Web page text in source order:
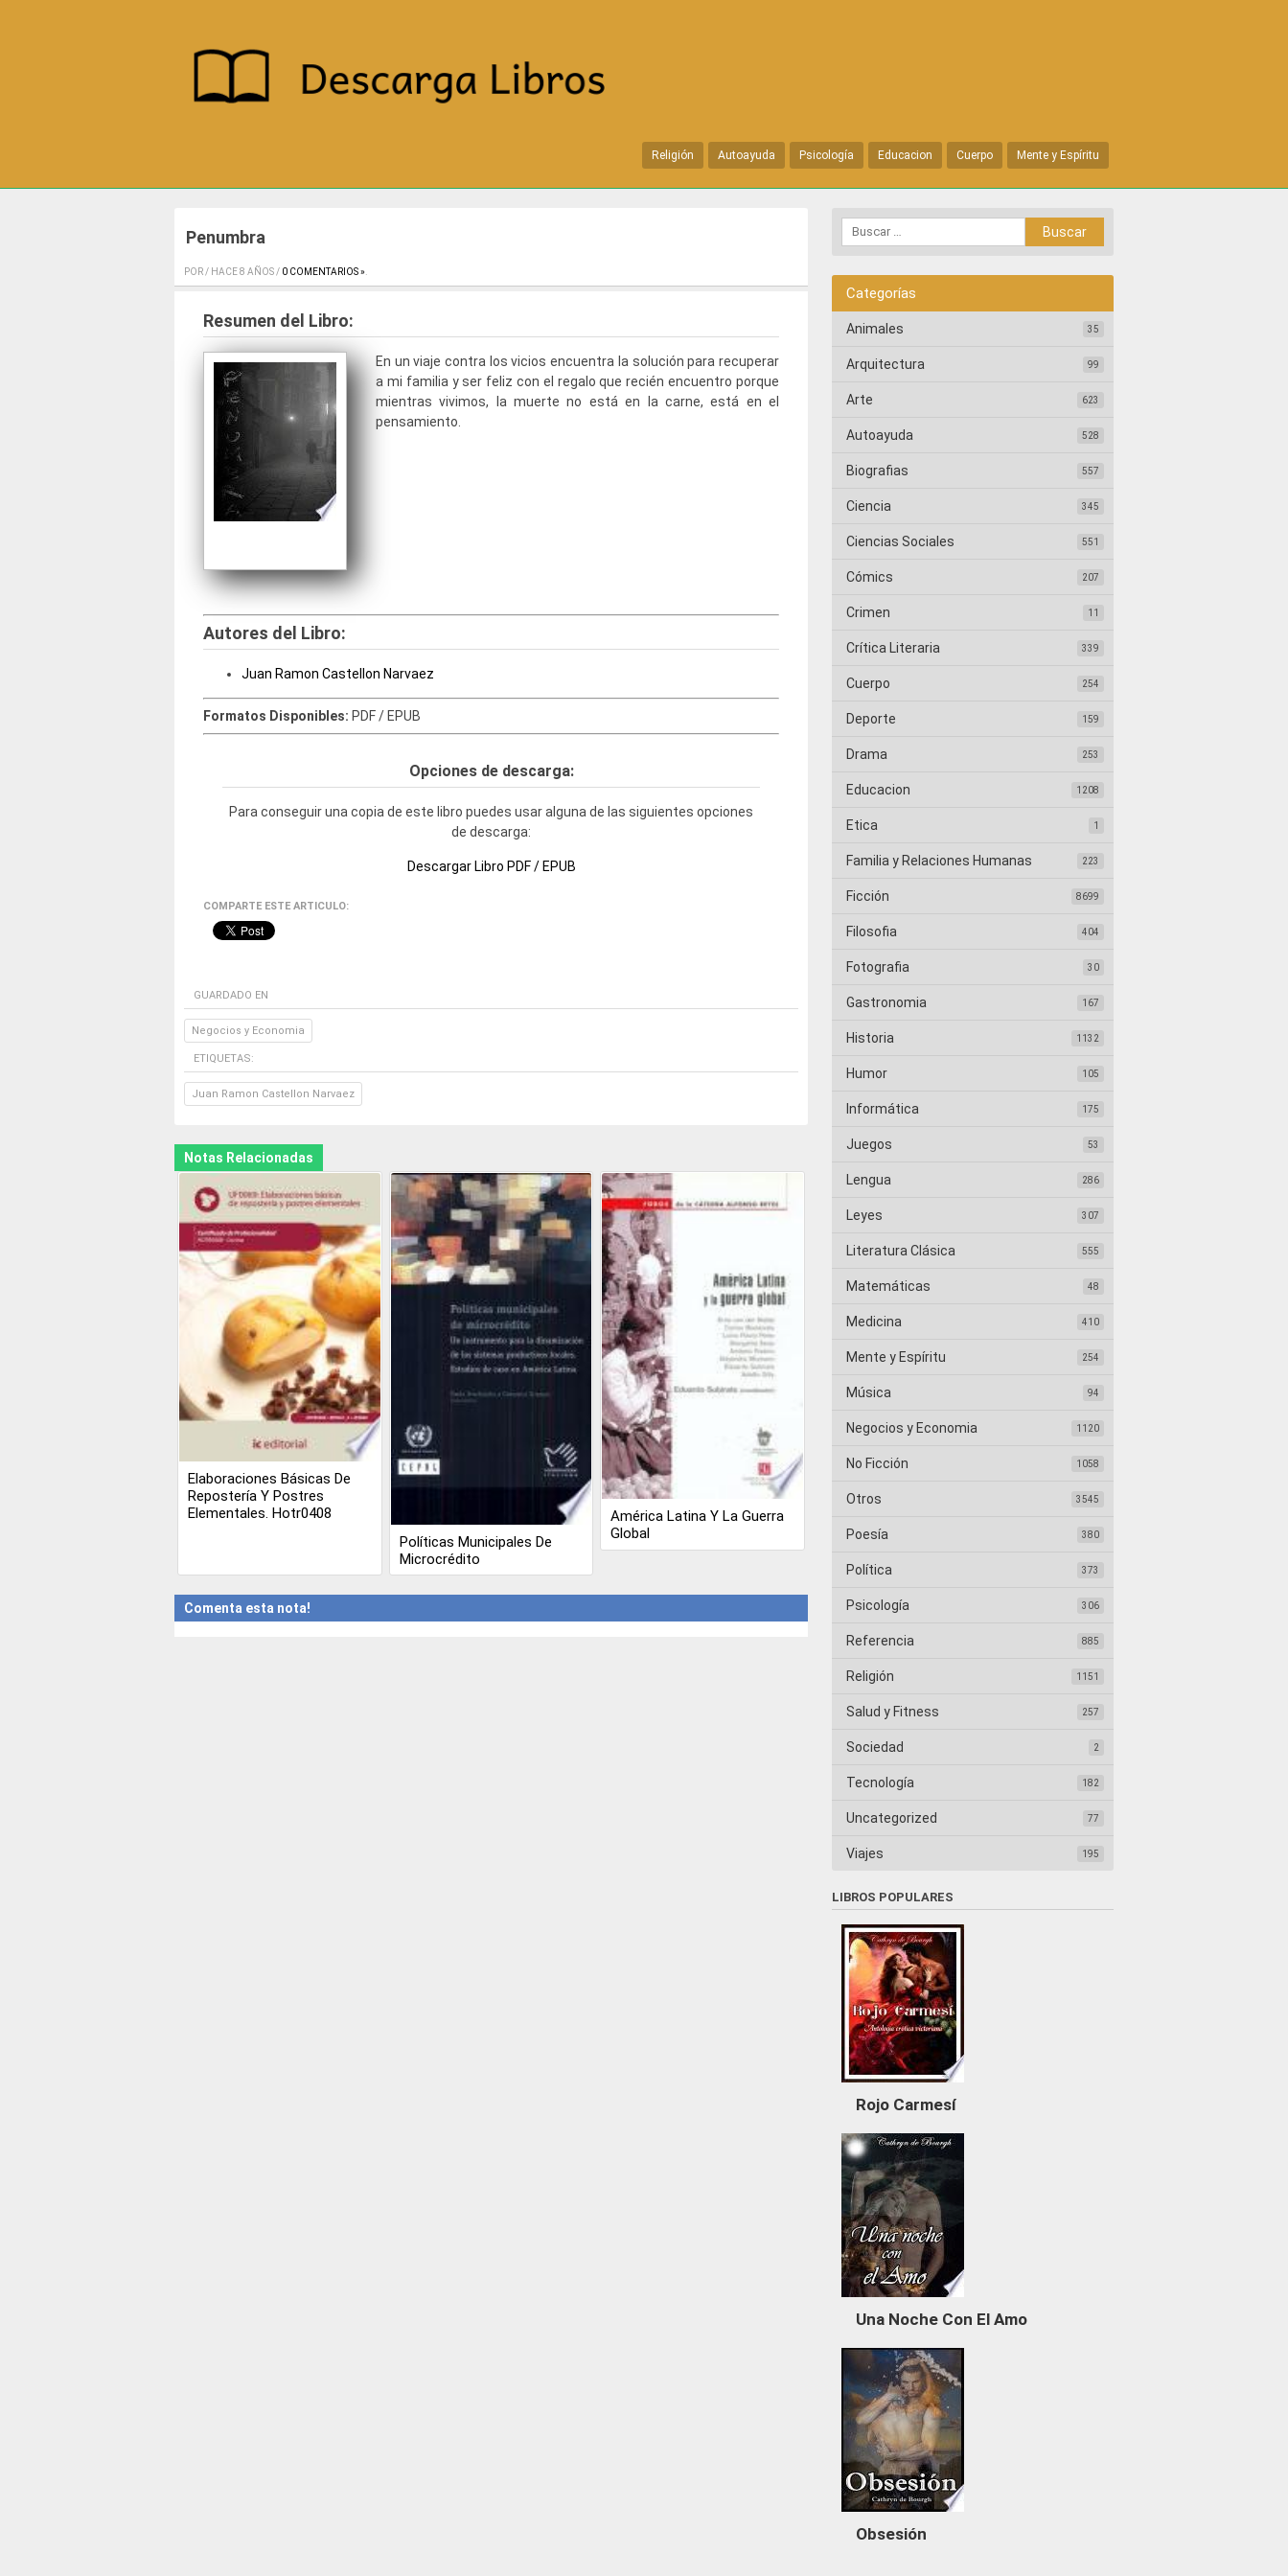
Religión Autoayuda Psicología Educacion Cuerpo Mente y Espíritu
Penumbra
POR / HACE 8 AÑOS / 0 COMENTARIOS »
Resumen del Libro:
En un viaje contra los vicios encuentra la solución para recuperar
a mi familia y ser feliz con el regalo que recién encuentro porque
mientras vivimos, la muerte no está en la carne, está en el
pensamiento.
Autores del Libro:
Juan Ramon Castellon Narvaez
Formatos Disponibles: PDF / EPUB
Opciones de descarga:
Para conseguir una copia de este libro puedes usar alguna de las siguientes opciones
de descarga:
Descargar Libro PDF / EPUB
COMPARTE ESTE ARTICULO:
GUARDADO EN
Negocios y Economia
ETIQUETAS:
Juan Ramon Castellon Narvaez
Notas Relacionadas
Elaboraciones Básicas De
Repostería Y Postres
Elementales. Hotr0408
Políticas Municipales De
Microcrédito
América Latina Y La Guerra
Global
Comenta esta nota!
Categorías
Animales 35
Arquitectura 99
Arte 623
Autoayuda 528
Biografias 557
Ciencia 345
Ciencias Sociales 551
Cómics 207
Crimen 11
Crítica Literaria 339
Cuerpo 254
Deporte 159
Drama 253
Educacion 1208
Etica 1
Familia y Relaciones Humanas 223
Ficción 8699
Filosofia 404
Fotografia 30
Gastronomia 167
Historia 1132
Humor 105
Informática 175
Juegos 53
Lengua 286
Leyes 307
Literatura Clásica 555
Matemáticas 48
Medicina 410
Mente y Espíritu 254
Música 94
Negocios y Economia 1120
No Ficción 1058
Otros 3545
Poesía 380
Política 373
Psicología 306
Referencia 885
Religión 1151
Salud y Fitness 257
Sociedad 2
Tecnología 182
Uncategorized 77
Viajes 195
LIBROS POPULARES
Rojo Carmesí
Una Noche Con El Amo
Obsesión